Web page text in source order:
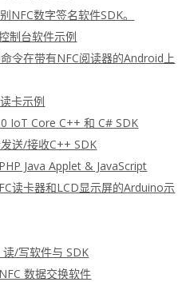
NFC数字签名软件SDK。
制台软件示例
令在带有NFC阅读器的Android上
卡示例
IoT Core C++ 和 C# SDK
送/接收C++ SDK
Java Applet & JavaScript
读卡器和LCD显示屏的Arduino示
读/写软件与 SDK
数据交换软件